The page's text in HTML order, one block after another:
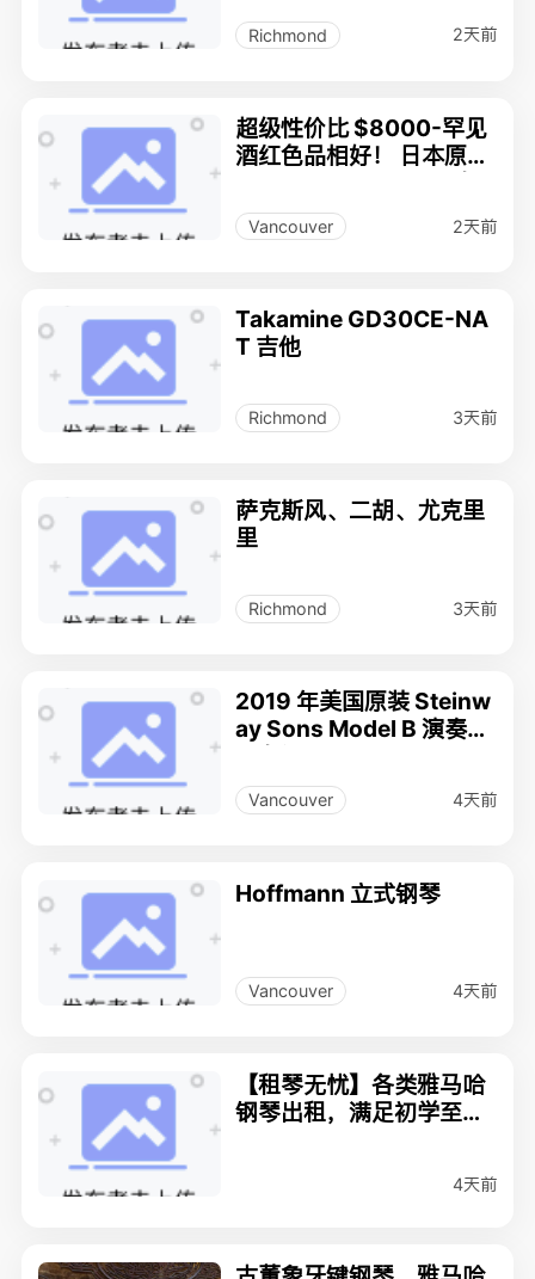
Richmond 2天前
超级性价比 $8000-罕见
酒红色品相好！ 日本原装
钢琴 序列号可查
Vancouver 2天前
Takamine GD30CE-NA
T 吉他
Richmond 3天前
萨克斯风、二胡、尤克里
里
Richmond 3天前
2019 年美国原装 Steinw
ay Sons Model B 演奏级
Vancouver 4天前
Hoffmann 立式钢琴
Vancouver 4天前
【租琴无忧】各类雅马哈
钢琴出租，满足初学至AR
4天前